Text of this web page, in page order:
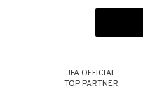
JFA OFFICIAL
TOP PARTNER